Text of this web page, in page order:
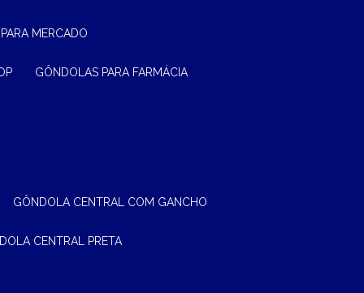
PARA MERCADO
GÔNDOLAS PARA FARMÁCIA
GÔNDOLA CENTRAL COM GANCHO
CENTRAL PRETA